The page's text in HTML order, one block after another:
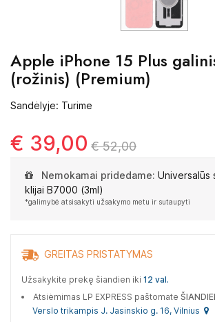
Apple iPhone 15 Plus
(rožinis) (Premium)
Sandėlyje: Turime
€ 39,00 € 52,00
Nemokamai pridedame: Universalūs
klijai B7000 (3ml)
*galimybė atsisakyti užsakymo metu ir sutaupyti
GREITAS PRISTATYMAS
Užsakykite prekę šiandien iki 12 val.
Atsiėmimas LP EXPRESS paštomate
Verslo trikampis J. Jasinskio g. 16, Vilnius